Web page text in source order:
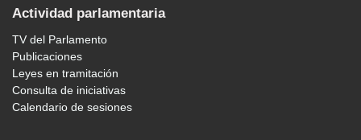
Actividad parlamentaria
TV del Parlamento
Publicaciones
Leyes en tramitación
Consulta de iniciativas
Calendario de sesiones